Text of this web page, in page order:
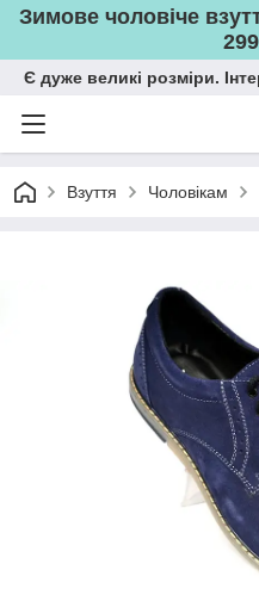
Зимове чоловіче
Є дуже великі розміри.
Взуття Чоловікам